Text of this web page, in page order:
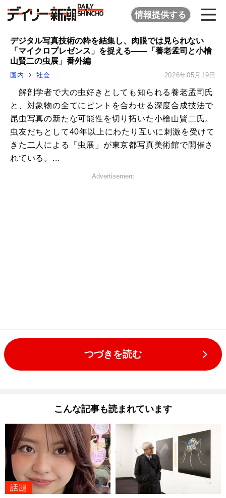
情報提供する
デジタル写真技術の粋を結集し、肉眼では見られない
「マイクロプレゼンス」を捉える――「養老孟司と小檜
山賢二の虫展」番外編
国内 社会 2026年05月19日
解剖学者で大の虫好きとしても知られる養老孟司氏
と、対象物の全てにピントを合わせる深度合成技法で
昆虫写真の新たな可能性を切り拓いた小檜山賢二氏。
虫友だちとして40年以上にわたり互いに刺激を受けて
きた二人による「虫展」が東京都写真美術館で開催さ
れている。...
Advertisement
つづきを読む
こんな記事も読まれています
話題